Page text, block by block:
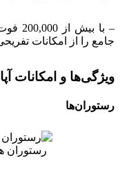
– با
جامع را از امکانات
ویژگی‌ها و امکانات
رستوران‌ها
رستوران